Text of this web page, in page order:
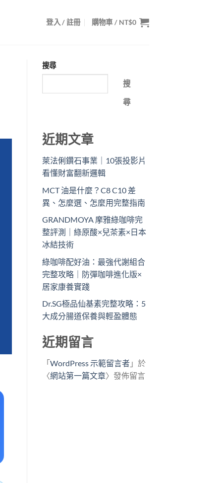
登入 / 註冊 購物車 / NT$0
搜尋
搜
尋
近期文章
萊法俐鑽石事業｜10張投影片
看懂財富翻新邏輯
MCT 油是什麼？C8 C10 差
異、怎麼選、怎麼用完整指南
GRANDMOYA 摩雅綠咖啡完
整評測｜綠原酸×兒茶素×日本
冰結技術
綠咖啡配好油：最強代謝組合
完整攻略｜防彈咖啡進化版×
居家康養實踐
Dr.SG極品仙基素完整攻略：5
大成分腸道保養與輕盈體態
近期留言
「 WordPress 示範留言者」於
〈網站第一篇文章〉發佈留言